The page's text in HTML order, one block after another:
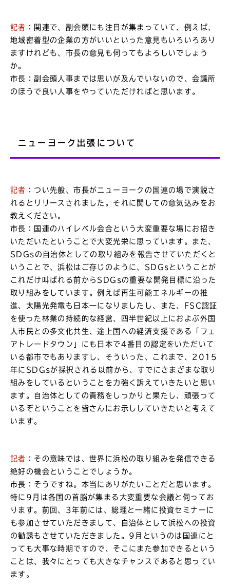
記者 ：関連で、副会頭にも注目が集まっていて、例えば、
地域密着型の企業の方がいいといった意見もいろいろあり
ますけれども、市長の意見も伺ってもよろしいでしょう
か。
市長：副会頭人事までは思いが及んでいないので、会議所
のほうで良い人事をやっていただければと思います。
ニューヨーク出張について
記者 ：つい先般、市長がニューヨークの国連の場で演説さ
れるとリリースされました。それに関しての意気込みをお
教えください。
市長：国連のハイレベル会合という大変重要な場にお招き
いただいたということで大変光栄に思っています。また、
SDGsの自治体としての取り組みを報告させていただくと
いうことで、浜松はご存じのように、SDGsということが
これだけ叫ばれる前からSDGsの重要な開発目標に沿った
取り組みをしています。例えば再生可能エネルギーの推
進、太陽光発電も日本一になりましたし、また、FSC認証
を使った林業の持続的な経営、四半世紀以上におよぶ外国
人市民との多文化共生、途上国への経済支援である「フェ
アトレードタウン」にも日本で4番目の認定をいただいて
いる都市でもありますし、そういった、これまで、2015
年にSDGsが採択される以前から、すでにさまざまな取り
組みをしているということを力強く訴えていきたいと思い
ます。自治体としての責務をしっかりと果たし、頑張って
いるぞということを皆さんにお示ししていきたいと考えて
います。
記者 ：その意味では、世界に浜松の取り組みを発信できる
絶好の機会ということでしょうか。
市長：そうですね。本当にありがたいことだと思います。
特に9月は各国の首脳が集まる大変重要な会議と伺ってお
ります。前回、3年前には、総理と一緒に投資セミナーに
も参加させていただきまして、自治体として浜松への投資
の勧誘もさせていただきました。9月というのは国連にと
っても大事な時期ですので、そこにまた参加できるという
ことは、我々にとっても大きなチャンスであると思ってい
ます。